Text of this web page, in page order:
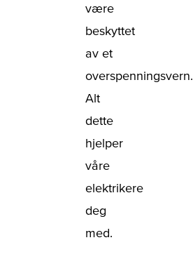
være
beskyttet
av et
overspenningsvern.
Alt
dette
hjelper
våre
elektrikere
deg
med.